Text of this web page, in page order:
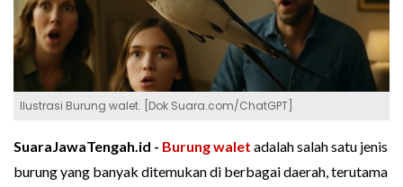
Ilustrasi Burung walet. [Dok Suara.com/ChatGPT]
SuaraJawaTengah.id - Burung walet adalah salah satu jenis
burung yang banyak ditemukan di berbagai daerah, terutama